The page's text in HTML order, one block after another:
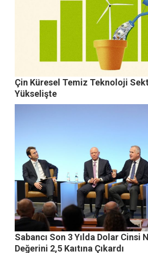
Çin Küresel Temiz Teknoloji
Yükselişte
Sabancı Son 3 Yılda Dolar Cinsi
Değerini 2,5 Kaıtına Çıkardı